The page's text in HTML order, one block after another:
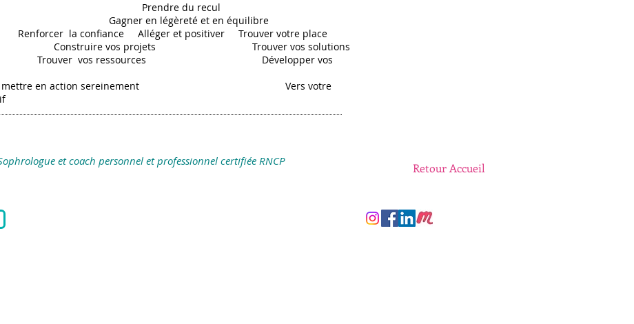
du recul
en légèreté et en équilibre
la confiance Alléger et positiver Trouver votre place
vos projets Trouver vos solutions
vos ressources Développer vos
mettre en action sereinement Vers votre
et coach personnel et professionnel certifiée RNCP Retour Accueil